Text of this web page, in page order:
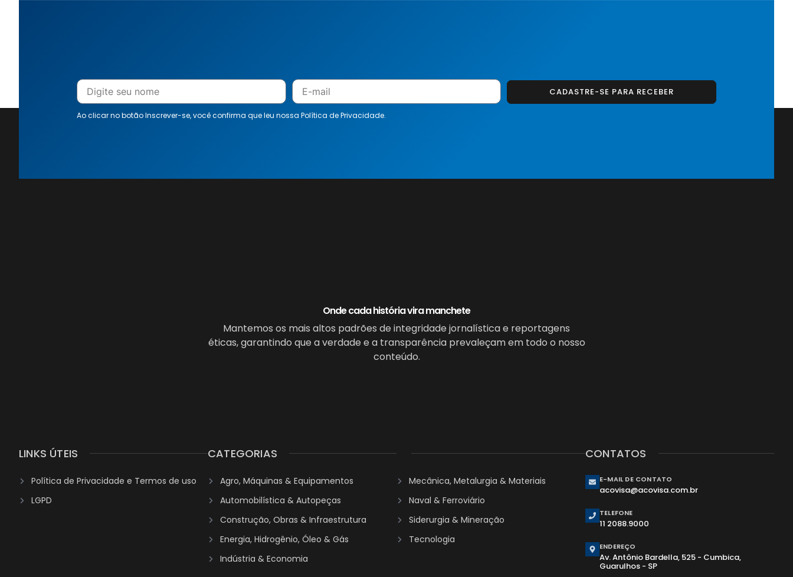
CADASTRE-SE PARA RECEBER
Ao clicar no botão Inscrever-se, você confirma que leu nossa Política de Privacidade.
Onde cada história vira manchete
Mantemos os mais altos padrões de integridade jornalística e reportagens
éticas, garantindo que a verdade e a transparência prevaleçam em todo o nosso
conteúdo.
LINKS ÚTEIS
Política de Privacidade e Termos de uso
LGPD
CATEGORIAS
Agro, Máquinas & Equipamentos
Automobilística & Autopeças
Construção, Obras & Infraestrutura
Energia, Hidrogênio, Óleo & Gás
Indústria & Economia
Mecânica, Metalurgia & Materiais
Naval & Ferroviário
Siderurgia & Mineração
Tecnologia
CONTATOS
E-MAIL DE CONTATO
acovisa@acovisa.com.br
TELEFONE
11 2088.9000
ENDEREÇO
Av. Antônio Bardella, 525 - Cumbica,
Guarulhos - SP